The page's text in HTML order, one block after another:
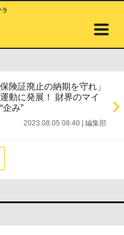
ラ
険証廃止の納期を守れ」
動に発展！ 財界のマイ
み”
2023.08.05 08:40 編集部